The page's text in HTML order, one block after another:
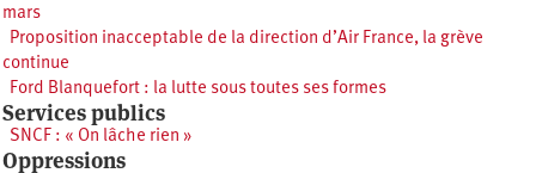
mars
Proposition inacceptable de la direction d’Air France, la grève
continue
Ford Blanquefort : la lutte sous toutes ses formes
Services publics
SNCF : « On lâche rien »
Oppressions